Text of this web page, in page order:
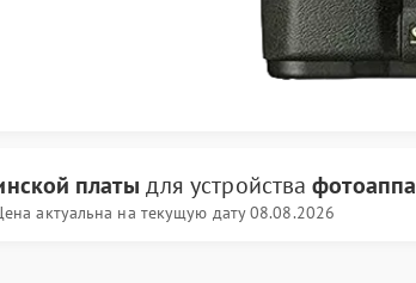
платы для устройства
актуальна на текущую дату 08.08.2026